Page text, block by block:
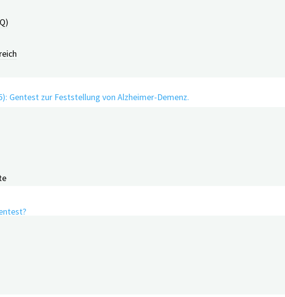
besonders wenn es darum geht, eine seltene erbliche Form von
und für die Familie. Deshalb gilt: Lassen Sie sich gut beraten, wägen Sie
Gentest zur Feststellung von Alzheimer-Demenz.
Gendiagnostikgesetz.
Demenzen, Version 5.1, 28.03.2025.
C. (2021): World Alzheimer Report 2021: Journey through the